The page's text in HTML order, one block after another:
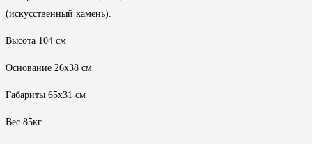
(искусственный камень).
Высота 104 см
Основание 26х38 см
Габариты 65х31 см
Вес 85кг.